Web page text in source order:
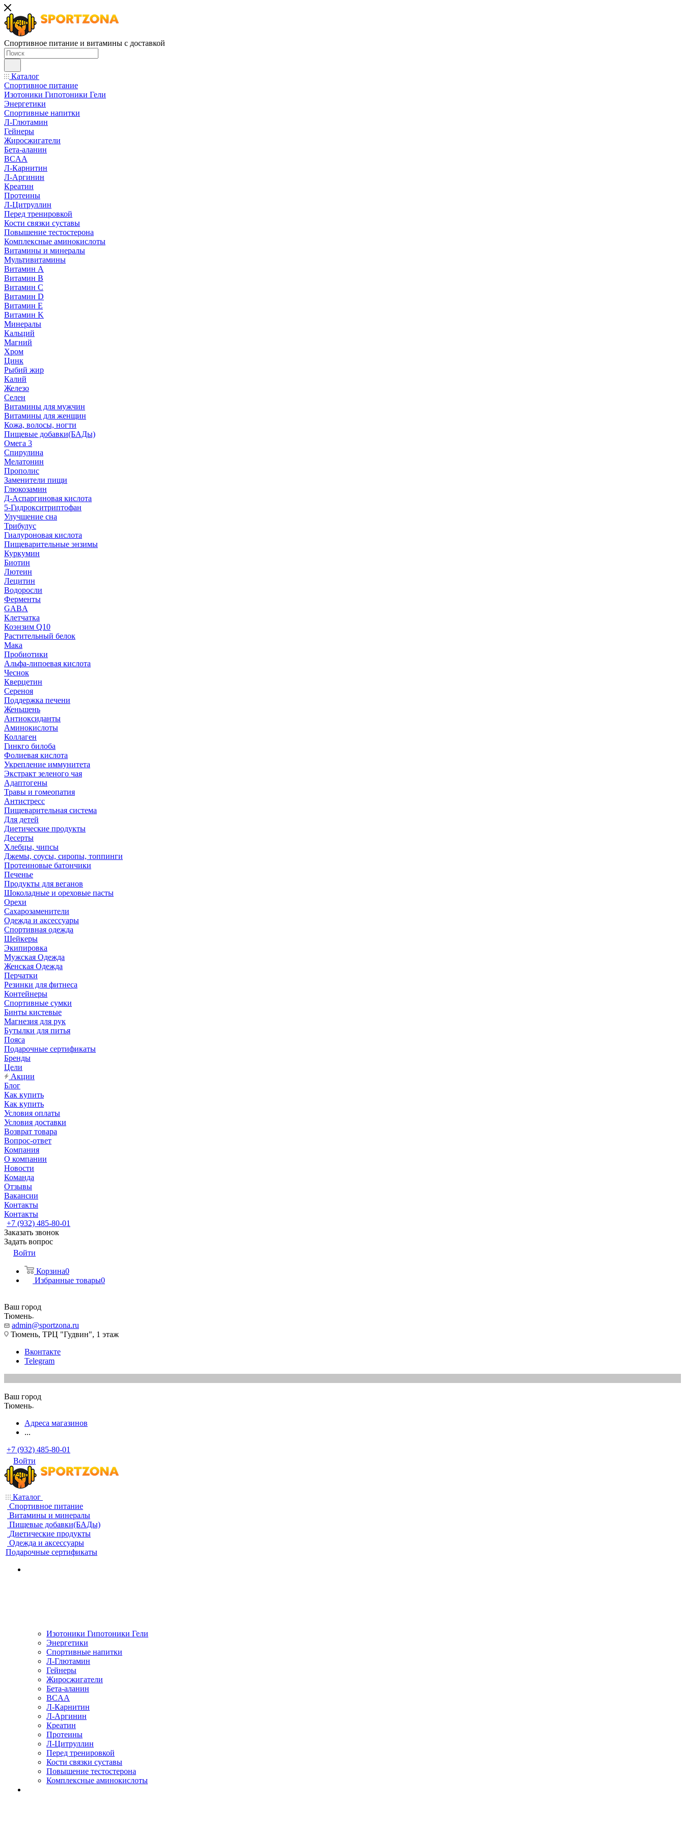
Спортивное питание и витамины с доставкой
Каталог
Спортивное питание
Изотоники Гипотоники Гели
Энергетики
Спортивные напитки
Л-Глютамин
Гейнеры
Жиросжигатели
Бета-аланин
BCAA
Л-Карнитин
Л-Аргинин
Креатин
Протеины
Л-Цитруллин
Перед тренировкой
Кости связки суставы
Повышение тестостерона
Комплексные аминокислоты
Витамины и минералы
Мультивитамины
Витамин A
Витамин B
Витамин C
Витамин D
Витамин E
Витамин K
Минералы
Кальций
Магний
Хром
Цинк
Рыбий жир
Калий
Железо
Селен
Витамины для мужчин
Витамины для женщин
Кожа, волосы, ногти
Пищевые добавки(БАДы)
Омега 3
Спирулина
Мелатонин
Прополис
Заменители пищи
Глюкозамин
Д-Аспаргиновая кислота
5-Гидрокситриптофан
Улучшение сна
Трибулус
Гиалуроновая кислота
Пищеварительные энзимы
Куркумин
Биотин
Лютеин
Лецитин
Водоросли
Ферменты
GABA
Клетчатка
Коэнзим Q10
Растительный белок
Мака
Пробиотики
Альфа-липоевая кислота
Чеснок
Кверцетин
Сереноя
Поддержка печени
Женьшень
Антиоксиданты
Аминокислоты
Коллаген
Гинкго билоба
Фолиевая кислота
Укрепление иммунитета
Экстракт зеленого чая
Адаптогены
Травы и гомеопатия
Антистресс
Пищеварительная система
Для детей
Диетические продукты
Десерты
Хлебцы, чипсы
Джемы, соусы, сиропы, топпинги
Протеиновые батончики
Печенье
Продукты для веганов
Шоколадные и ореховые пасты
Орехи
Сахарозаменители
Одежда и аксессуары
Спортивная одежда
Шейкеры
Экипировка
Мужская Одежда
Женская Одежда
Перчатки
Резинки для фитнеса
Контейнеры
Спортивные сумки
Бинты кистевые
Магнезия для рук
Бутылки для питья
Пояса
Подарочные сертификаты
Бренды
Цели
Акции
Блог
Как купить
Как купить
Условия оплаты
Условия доставки
Возврат товара
Вопрос-ответ
Компания
О компании
Новости
Команда
Отзывы
Вакансии
Контакты
Контакты
+7 (932) 485-80-01
Заказать звонок
Задать вопрос
Войти
Корзина0
Избранные товары0
Ваш город
Тюмень
admin@sportzona.ru
Тюмень, ТРЦ "Гудвин", 1 этаж
Вконтакте
Telegram
Ваш город
Тюмень
Адреса магазинов
...
+7 (932) 485-80-01
Войти
Каталог
Спортивное питание
Витамины и минералы
Пищевые добавки(БАДы)
Диетические продукты
Одежда и аксессуары
Подарочные сертификаты
Изотоники Гипотоники Гели
Энергетики
Спортивные напитки
Л-Глютамин
Гейнеры
Жиросжигатели
Бета-аланин
BCAA
Л-Карнитин
Л-Аргинин
Креатин
Протеины
Л-Цитруллин
Перед тренировкой
Кости связки суставы
Повышение тестостерона
Комплексные аминокислоты